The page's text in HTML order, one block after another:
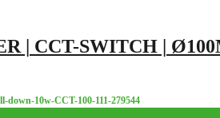
| CCT-SWITCH |
down-10w-CCT-100-111-279544